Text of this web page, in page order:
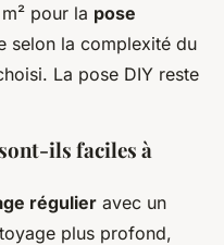
pour la pose
selon la complexité du
La pose DIY reste
ils faciles à
régulier avec un
plus profond,